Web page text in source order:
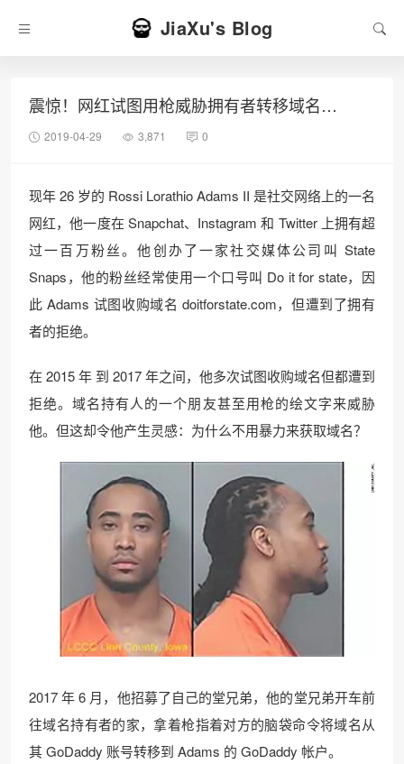
JiaXu's Blog
震惊！网红试图用枪威胁拥有者转移域名…
2019-04-29 3,871 0
现年 26 岁的 Rossi Lorathio Adams II 是社交网络上的一名
网红，他一度在 Snapchat、Instagram 和 Twitter 上拥有超
过一百万粉丝。他创办了一家社交媒体公司叫 State
Snaps，他的粉丝经常使用一个口号叫 Do it for state，因
此 Adams 试图收购域名 doitforstate.com，但遭到了拥有
者的拒绝。
在 2015 年 到 2017 年之间，他多次试图收购域名但都遭到
拒绝。域名持有人的一个朋友甚至用枪的绘文字来威胁
他。但这却令他产生灵感：为什么不用暴力来获取域名？
2017 年 6 月，他招募了自己的堂兄弟，他的堂兄弟开车前
往域名持有者的家，拿着枪指着对方的脑袋命令将域名从
其 GoDaddy 账号转移到 Adams 的 GoDaddy 帐户。